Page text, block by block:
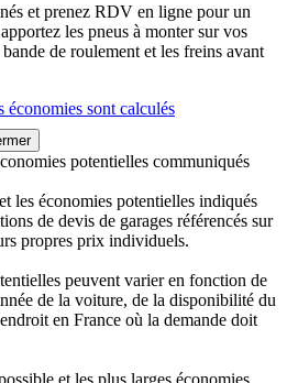
et prenez RDV en ligne pour un
les pneus à monter sur vos
de roulement et les freins avant
sont calculés
potentielles communiqués
les économies potentielles indiqués
de devis de garages référencés sur
propres prix individuels.
peuvent varier en fonction de
de la voiture, de la disponibilité du
en France où la demande doit
et les plus larges économies